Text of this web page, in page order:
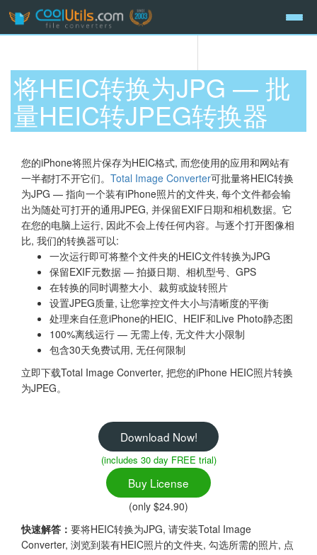
将HEIC转换为JPG — 批
量HEIC转JPEG转换器
您的iPhone将照片保存为HEIC格式, 而您使用的应用和网站有
一半都打不开它们。 Total Image Converter可批量将HEIC转换
为JPG — 指向一个装有iPhone照片的文件夹, 每个文件都会输
出为随处可打开的通用JPEG, 并保留EXIF日期和相机数据。它
在您的电脑上运行, 因此不会上传任何内容。与逐个打开图像相
比, 我们的转换器可以:
一次运行即可将整个文件夹的HEIC文件转换为JPG
保留EXIF元数据 — 拍摄日期、相机型号、GPS
在转换的同时调整大小、裁剪或旋转照片
设置JPEG质量, 让您掌控文件大小与清晰度的平衡
处理来自任意iPhone的HEIC、HEIF和Live Photo静态图
100%离线运行 — 无需上传, 无文件大小限制
包含30天免费试用, 无任何限制
立即下载Total Image Converter, 把您的iPhone HEIC照片转换
为JPEG。
Download Now!
(includes 30 day FREE trial)
Buy License
(only $24.90)
快速解答： 要将HEIC转换为JPG, 请安装Total Image
Converter, 浏览到装有HEIC照片的文件夹, 勾选所需的照片, 点